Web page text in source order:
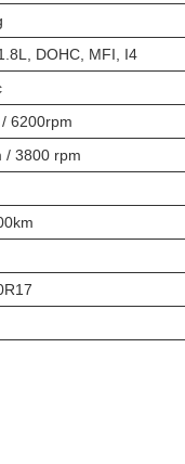
DOHC, MFI, I4
6200rpm
/ 3800 rpm